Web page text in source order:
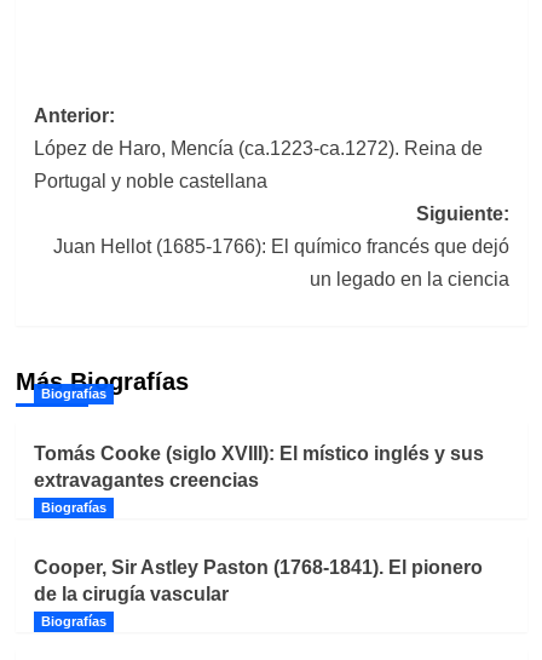
Navegación
de
Anterior:
López de Haro, Mencía (ca.1223-ca.1272). Reina de
Portugal y noble castellana
Siguiente:
Juan Hellot (1685-1766): El químico francés que dejó
un legado en la ciencia
Más Biografías
Biografías
Tomás Cooke (siglo XVIII): El místico inglés y sus
extravagantes creencias
Biografías
Cooper, Sir Astley Paston (1768-1841). El pionero
de la cirugía vascular
Biografías